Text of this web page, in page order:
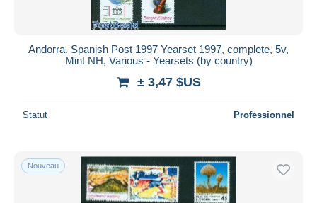
Andorra, Spanish Post 1997 Yearset 1997, complete, 5v,
Mint NH, Various - Yearsets (by country)
± 3,47 $US
Statut Professionnel
Nouveau